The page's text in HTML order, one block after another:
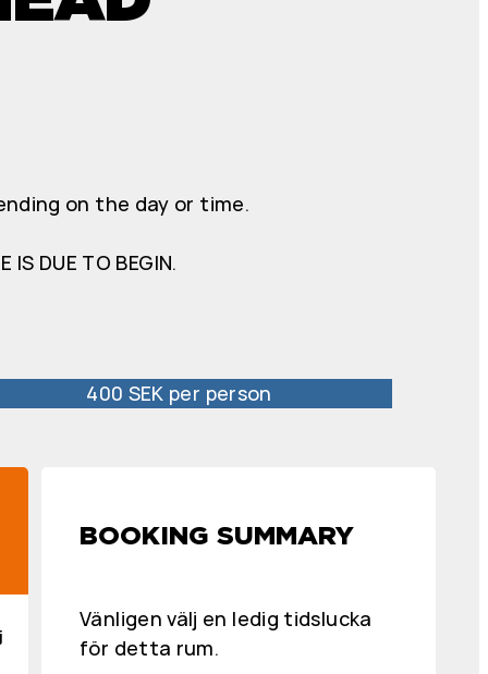
on the day or time.
IS DUE TO BEGIN.
400 SEK per person
BOOKING SUMMARY
Vänligen välj en ledig tidslucka
för detta rum.